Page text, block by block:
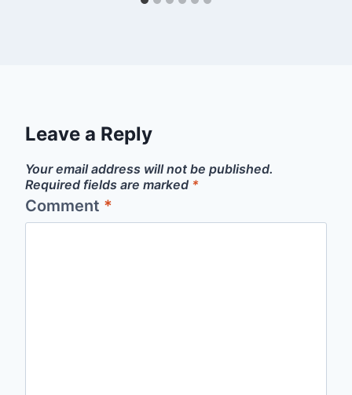
Leave a Reply
Your email address will not be published.
Required fields are marked *
Comment *